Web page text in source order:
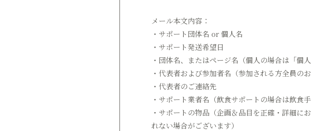
メール本文内容：
・サポート団体名 or 個人名
・サポート発送希望日
・団体名、またはページ名（個人の場合は「個
・代表者および参加者名（参加される方全員のお
・代表者のご連絡先
・サポート業者名（飲食サポートの場合は飲食
・サポートの物品（企画＆品目を正確・詳細に
れない場合がございます）